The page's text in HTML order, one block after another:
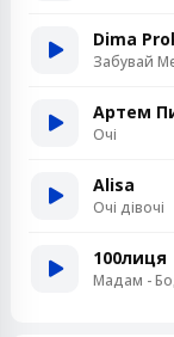
Dima
Забувай
Артем
Очі
Alisa
Очі дівочі
100лиця
Мадам -